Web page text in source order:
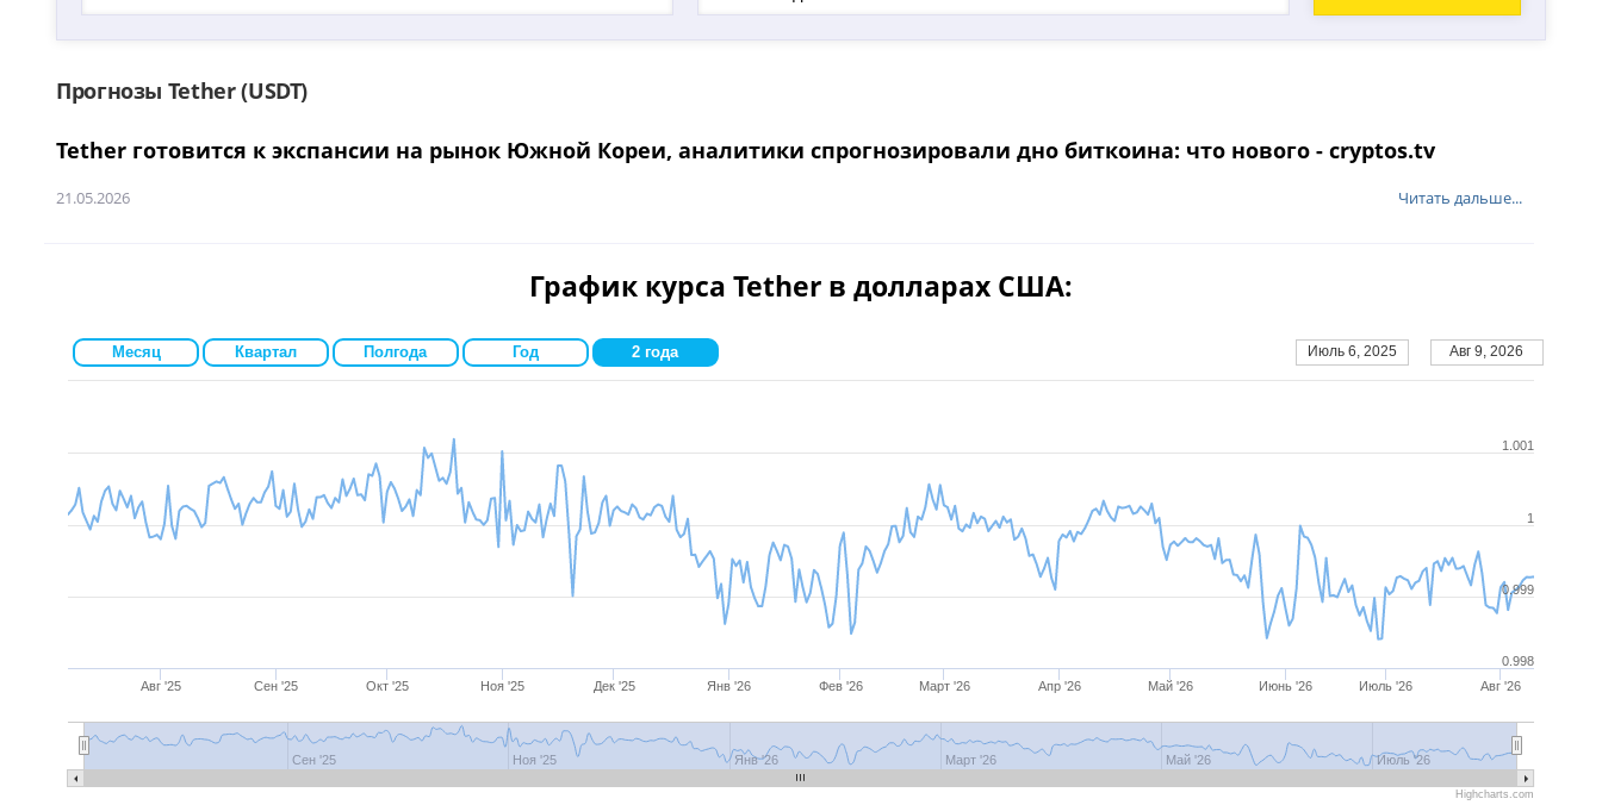
Прогнозы Tether (USDT)
Tether готовится к экспансии на рынок Южной Кореи, аналитики спрогнозировали дно биткоина: что нового - cryptos.tv
21.05.2026 Читать дальше...
График курса Tether в долларах США:
Авг '25 Сен '25 Окт '25 Ноя '25 Дек '25 Янв '26 Фев '26 Март '26 Апр '26 Май '26 Июнь '26 Июль '26 Авг '26
Сен '25 Ноя '25 Янв '26 Март '26 Май '26 Июль '26
0.998
0.999
1
1.001
Месяц Квартал Полгода Год 2 года Июль 6, 2025 Авг 9, 2026
Highcharts.com
Авг '25 Сен '25 Окт '25 Ноя '25 Дек '25 Янв '26 Фев '26 Март '26 Апр '26 Май '26 Июнь '26 Июль '26 Авг '26